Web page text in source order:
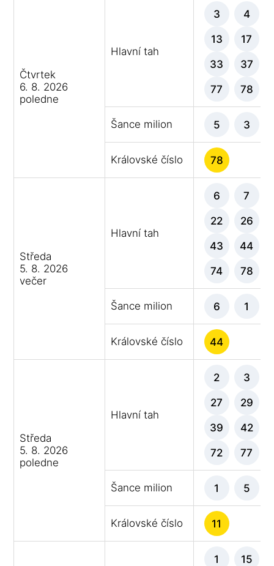
Čtvrtek
6. 8. 2026
poledne
Hlavní tah
3 4
13 17
33 37
77 78
Šance milion 5 3
Královské číslo 78
Středa
5. 8. 2026
večer
Hlavní tah
6 7
22 26
43 44
74 78
Šance milion 6 1
Královské číslo 44
Středa
5. 8. 2026
poledne
Hlavní tah
2 3
27 29
39 42
72 77
Šance milion 1 5
Královské číslo 11
1 15